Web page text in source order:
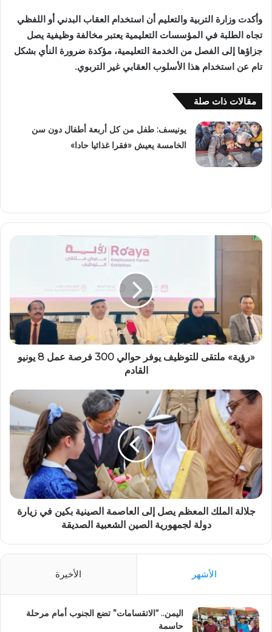
‬تام‭ ‬عن‭ ‬استخدام‭ ‬هذا‭ ‬الأسلوب‭ ‬العقابي‭ ‬غير‭ ‬التربوي‭.‬
مقالات ذات صلة
يونيسف: طفل من كل أربعة أطفال دون سن
الخامسة يعيش «فقرا غذائيا حادا»
«رؤية» ملتقى للتوظيف يوفر حوالي 300 فرصة عمل 8 يونيو
القادم
جلالة الملك المعظم يصل إلى العاصمة الصينية بكين في زيارة
دولة لجمهورية الصين الشعبية الصديقة
الأشهر الأخيرة
اليمن.. “الاتقسامات” تضع الجنوب أمام مرحلة
حاسمة